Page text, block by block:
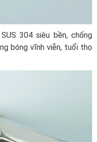
304 siêu bền, chống
bóng vĩnh viễn, tuổi thọ